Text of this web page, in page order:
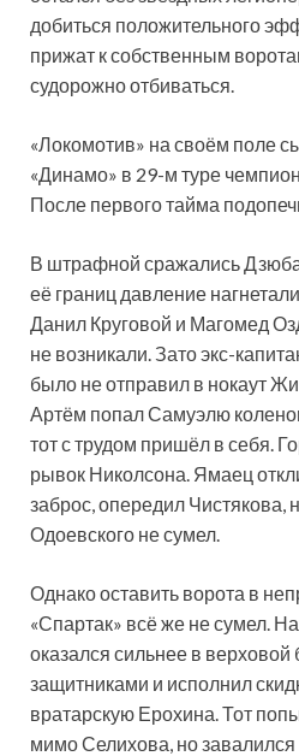
добиться положительного
прижат к собственным
судорожно отбиваться.
«Локомотив» на своём поле
«Динамо» в 29-м туре
После первого тайма
В штрафной сражались
её границ давление
Данил Круговой и Магомед
не возникали. Зато экс-
было не отправил в нокаут
Артём попал Самуэлю
тот с трудом пришёл в себя.
рывок Николсона. Ямаец
заброс, опередил Чистякова,
Одоевского не сумел.
Однако оставить ворота в
«Спартак» всё же не сумел.
оказался сильнее в верховой
защитниками и исполнил
вратарскую Ерохина. Тот
мимо Селихова, но завалился